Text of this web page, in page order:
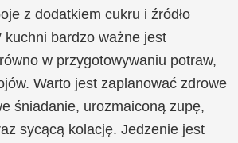
z dodatkiem cukru i źródło
kuchni bardzo ważne jest
w przygotowywaniu potraw,
Warto jest zaplanować zdrowe
śniadanie, urozmaiconą zupę,
sycącą kolację. Jedzenie jest